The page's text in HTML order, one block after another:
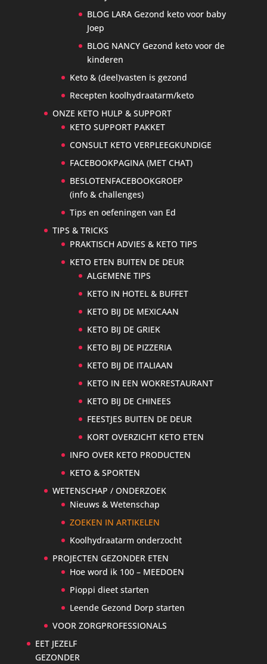
BLOG LARA Gezond keto voor baby
Joep
BLOG NANCY Gezond keto voor de
kinderen
Keto & (deel)vasten is gezond
Recepten koolhydraatarm/keto
ONZE KETO HULP & SUPPORT
KETO SUPPORT PAKKET
CONSULT KETO VERPLEEGKUNDIGE
FACEBOOKPAGINA (MET CHAT)
BESLOTENFACEBOOKGROEP
(info & challenges)
Tips en oefeningen van Ed
TIPS & TRICKS
PRAKTISCH ADVIES & KETO TIPS
KETO ETEN BUITEN DE DEUR
ALGEMENE TIPS
KETO IN HOTEL & BUFFET
KETO BIJ DE MEXICAAN
KETO BIJ DE GRIEK
KETO BIJ DE PIZZERIA
KETO BIJ DE ITALIAAN
KETO IN EEN WOKRESTAURANT
KETO BIJ DE CHINEES
FEESTJES BUITEN DE DEUR
KORT OVERZICHT KETO ETEN
INFO OVER KETO PRODUCTEN
KETO & SPORTEN
WETENSCHAP / ONDERZOEK
Nieuws & Wetenschap
ZOEKEN IN ARTIKELEN
Koolhydraatarm onderzocht
PROJECTEN GEZONDER ETEN
Hoe word ik 100 – MEEDOEN
Pioppi dieet starten
Leende Gezond Dorp starten
VOOR ZORGPROFESSIONALS
EET JEZELF
GEZONDER